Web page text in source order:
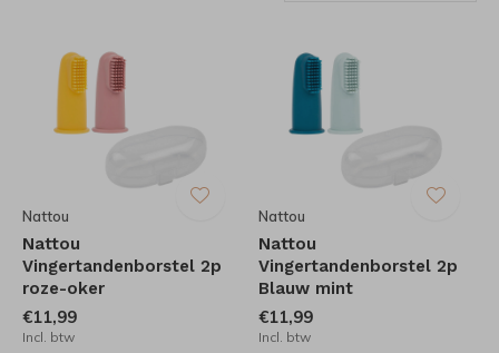
Nattou
Nattou
Vingertandenborstel 2p
roze-oker
€11,99
Incl. btw
Nattou
Nattou
Vingertandenborstel 2p
Blauw mint
€11,99
Incl. btw